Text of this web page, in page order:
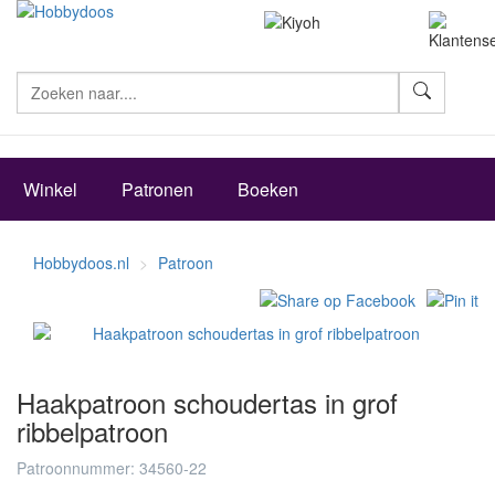
Winkel Patronen Boeken
Hobbydoos.nl Patroon
Haakpatroon schoudertas in grof
ribbelpatroon
Patroonnummer: 34560-22